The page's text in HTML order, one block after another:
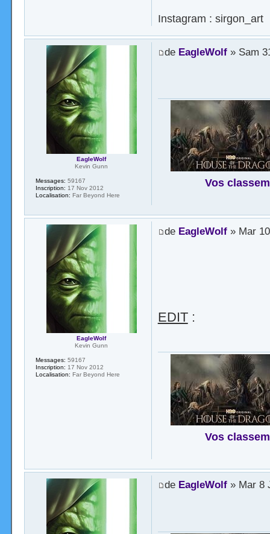
Instagram : sirgon_art
de EagleWolf» Sam
Vos
EagleWolf
Kevin Gunn
Messages: 59167
Inscription: 17 Nov 2012
Localisation: Far Beyond Here
de EagleWolf» Mar
EDIT:
Vos
EagleWolf
Kevin Gunn
Messages: 59167
Inscription: 17 Nov 2012
Localisation: Far Beyond Here
de EagleWolf» Mar 8